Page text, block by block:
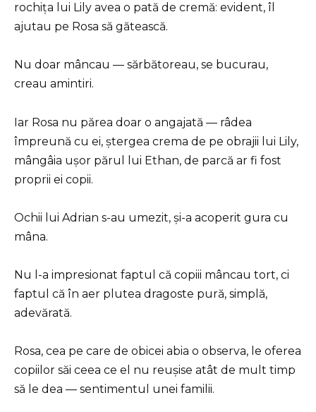
rochița lui Lily avea o pată de cremă: evident, îl
ajutau pe Rosa să gătească.
Nu doar mâncau — sărbătoreau, se bucurau,
creau amintiri.
Iar Rosa nu părea doar o angajată — râdea
împreună cu ei, ștergea crema de pe obrajii lui Lily,
mângâia ușor părul lui Ethan, de parcă ar fi fost
proprii ei copii.
Ochii lui Adrian s-au umezit, și-a acoperit gura cu
mâna.
Nu l-a impresionat faptul că copiii mâncau tort, ci
faptul că în aer plutea dragoste pură, simplă,
adevărată.
Rosa, cea pe care de obicei abia o observa, le oferea
copiilor săi ceea ce el nu reușise atât de mult timp
să le dea — sentimentul unei familii.